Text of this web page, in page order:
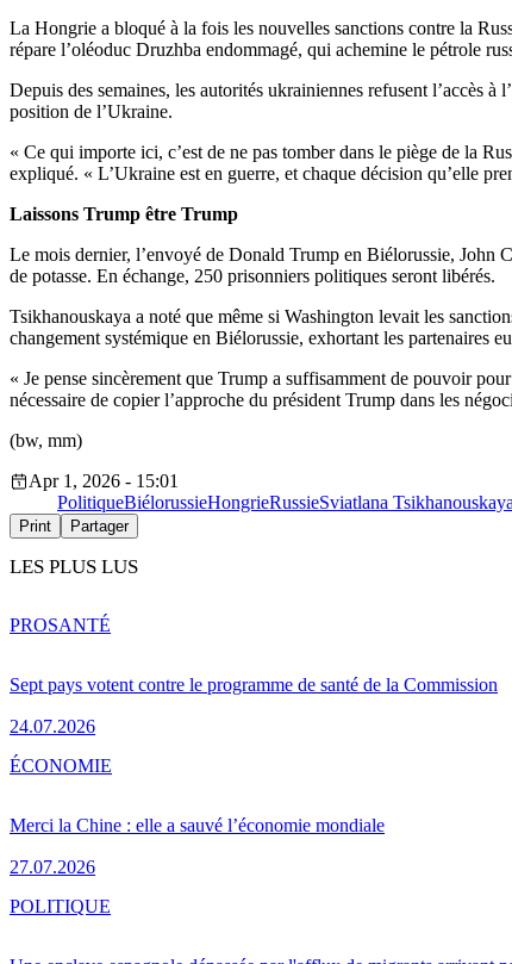
La Hongrie a bloqué à la fois les nouvelles sanctions contre la
répare l’oléoduc Druzhba endommagé, qui achemine le pétrole
Depuis des semaines, les autorités ukrainiennes refusent l’accès
position de l’Ukraine.
« Ce qui importe ici, c’est de ne pas tomber dans le piège de la
expliqué. « L’Ukraine est en guerre, et chaque décision qu’elle
Laissons Trump être Trump
Le mois dernier, l’envoyé de Donald Trump en Biélorussie, John
de potasse. En échange, 250 prisonniers politiques seront libérés.
Tsikhanouskaya a noté que même si Washington levait les
changement systémique en Biélorussie, exhortant les partenaires
« Je pense sincèrement que Trump a suffisamment de pouvoir
nécessaire de copier l’approche du président Trump dans les
(bw, mm)
Apr 1, 2026 - 15:01
PolitiqueBiélorussieHongrieRussieSviatlana Tsikhanouskaya
Print Partager
LES PLUS LUS
Sept pays votent contre le programme de santé de la Commission
24.07.2026
PROSANTÉ
Merci la Chine : elle a sauvé l’économie mondiale
27.07.2026
ÉCONOMIE
POLITIQUE